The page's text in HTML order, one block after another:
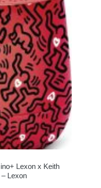
Lexon x Keith
Lexon